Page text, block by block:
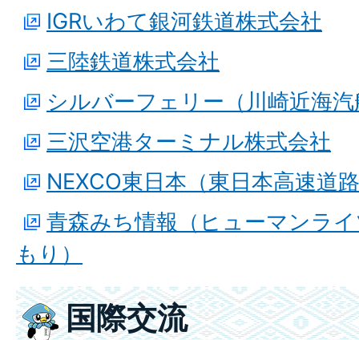
IGRいわて銀河鉄道株式会社
三陸鉄道株式会社
シルバーフェリー（川崎近海
三沢空港ターミナル株式会社
NEXCO東日本（東日本高速道
青森みち情報（ヒューマンラ
もり）
国際交流